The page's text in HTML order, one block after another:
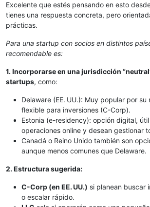
Excelente que estés pensando en esto
tienes una respuesta concreta, pero
prácticas.
Para una startup con socios en distintos
recomendable es:
1. Incorporarse en una jurisdicción
startups, como:
Delaware (EE. UU.): Muy popular por
flexible para inversiones (C-Corp).
Estonia (e-residency): opción digital,
operaciones online y desean gestionar
Canadá o Reino Unido también son
aunque menos comunes que Delaware.
2. Estructura sugerida:
C-Corp (en EE. UU.) si planean buscar
o escalar rápido.